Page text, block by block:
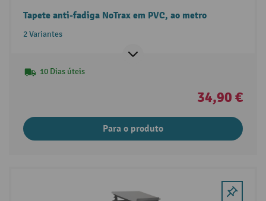
Tapete anti-fadiga NoTrax em PVC, ao metro
2 Variantes
10 Dias úteis
34,90 €
Para o produto